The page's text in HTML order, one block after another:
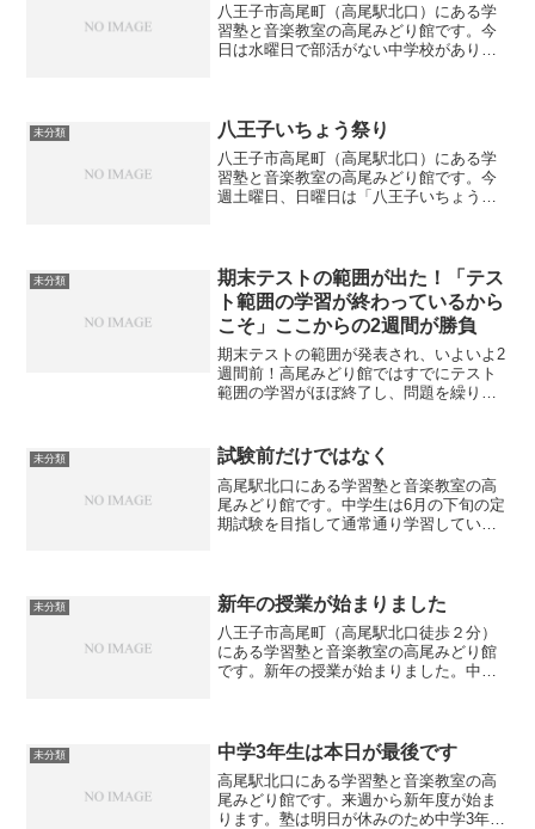
八王子市高尾町（高尾駅北口）にある学
習塾と音楽教室の高尾みどり館です。今
日は水曜日で部活がない中学校がありま
有効活用するのに大切...
未分類 八王子いちょう祭り
八王子市高尾町（高尾駅北口）にある学
習塾と音楽教室の高尾みどり館です。今
週土曜日、日曜日は「八王子いちょう祭
道20号）の両側に、約...
未分類
期末テストの範囲が出た！「テス
ト範囲の学習が終わっているから
こそ」ここからの2週間が勝負
期末テストの範囲が発表され、いよいよ2
週間前！高尾みどり館ではすでにテスト
範囲の学習がほぼ終了し、問題を繰り返
を活かし、新しくなった快適な教室で自
己ベストを目指しましょう！
未分類 試験前だけではなく
高尾駅北口にある学習塾と音楽教室の高
尾みどり館です。中学生は6月の下旬の定
期試験を目指して通常通り学習していま
の復習と問題演習を...
未分類 新年の授業が始まりました
八王子市高尾町（高尾駅北口徒歩２分）
にある学習塾と音楽教室の高尾みどり館
です。新年の授業が始まりました。中３
未分類 中学3年生は本日が最後です
高尾駅北口にある学習塾と音楽教室の高
尾みどり館です。来週から新年度が始ま
ります。塾は明日が休みのため中学3年生